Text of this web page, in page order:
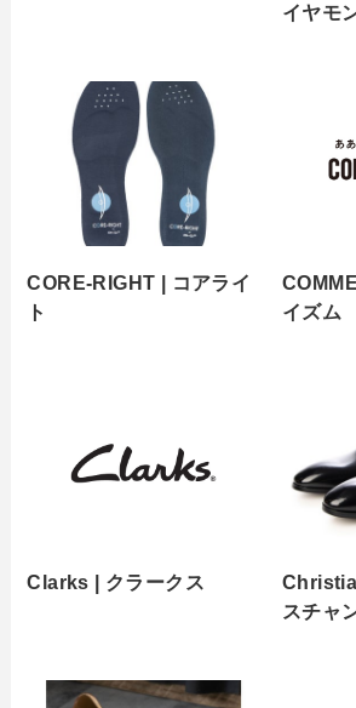
イヤモ
CORE-RIGHT | コアライ
ト
イズム
Clarks | クラークス
スチャ